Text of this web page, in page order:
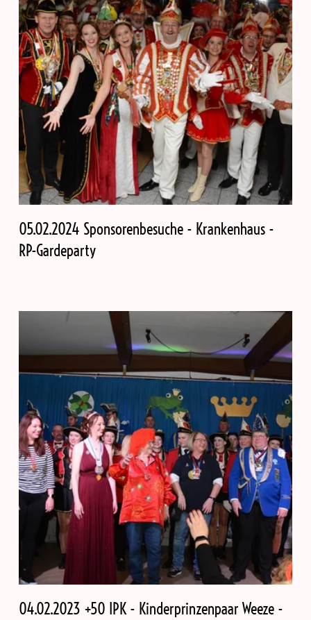
05.02.2024 Sponsorenbesuche - Krankenhaus -
RP-Gardeparty
04.02.2023 +50 IPK - Kinderprinzenpaar Weeze -